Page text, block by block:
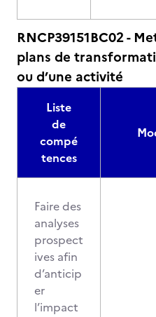
RNCP39151BC02 -
plans de
ou d’une activité
Liste
de
compé
tences
Faire des
analyses
prospect
ives afin
d’anticip
er
l’impact